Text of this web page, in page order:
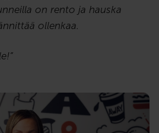
on rento ja hauska
ollenkaa.